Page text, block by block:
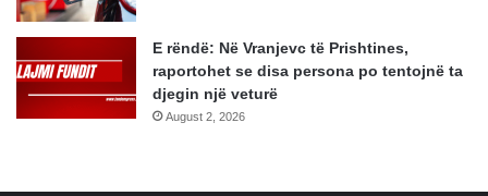
E rëndë: Në Vranjevc të Prishtines,
raportohet se disa persona po tentojnë ta
djegin një veturë
August 2, 2026